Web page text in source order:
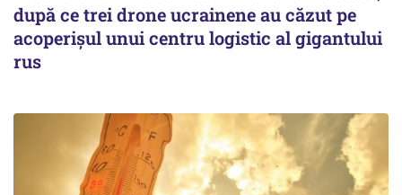
după ce trei drone ucrainene au căzut pe
acoperişul unui centru logistic al gigantului
rus